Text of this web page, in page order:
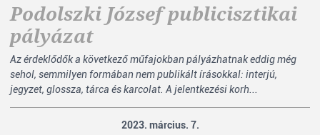
Podolszki József publicisztikai
pályázat
Az érdeklődők a következő műfajokban pályázhatnak eddig még
sehol, semmilyen formában nem publikált írásokkal: interjú,
jegyzet, glossza, tárca és karcolat. A jelentkezési korh...
2023. március. 7.